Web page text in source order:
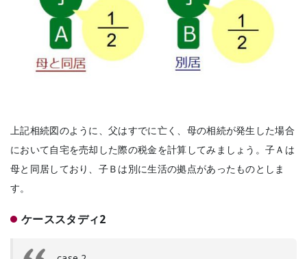
上記相続図のように、父はすでに亡く、母の相続が発生した場合
において自宅を売却した際の税金を計算してみましょう。子Ａは
母と同居しており、子Ｂは別に生活の拠点があったものとしま
す。
ケーススタディ2